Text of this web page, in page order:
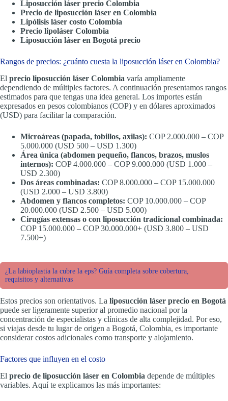
Liposucción láser precio Colombia
Precio de liposucción láser en Colombia
Lipólisis láser costo Colombia
Precio lipoláser Colombia
Liposucción láser en Bogotá precio
Rangos de precios: ¿cuánto cuesta la liposucción láser en Colombia?
El precio liposucción láser Colombia varía ampliamente
dependiendo de múltiples factores. A continuación presentamos rangos
estimados para que tengas una idea general. Los importes están
expresados en pesos colombianos (COP) y en dólares aproximados
(USD) para facilitar la comparación.
Microáreas (papada, tobillos, axilas): COP 2.000.000 – COP
5.000.000 (USD 500 – USD 1.300)
Área única (abdomen pequeño, flancos, brazos, muslos
internos): COP 4.000.000 – COP 9.000.000 (USD 1.000 –
USD 2.300)
Dos áreas combinadas: COP 8.000.000 – COP 15.000.000
(USD 2.000 – USD 3.800)
Abdomen y flancos completos: COP 10.000.000 – COP
20.000.000 (USD 2.500 – USD 5.000)
Cirugías extensas o con liposucción tradicional combinada:
COP 15.000.000 – COP 30.000.000+ (USD 3.800 – USD
7.500+)
¿La labioplastia la cubre la eps? Guía completa sobre cobertura,
requisitos y alternativas
Estos precios son orientativos. La liposucción láser precio en Bogotá
puede ser ligeramente superior al promedio nacional por la
concentración de especialistas y clínicas de alta complejidad. Por eso,
si viajas desde tu lugar de origen a Bogotá, Colombia, es importante
considerar costos adicionales como transporte y alojamiento.
Factores que influyen en el costo
El precio de liposucción láser en Colombia depende de múltiples
variables. Aquí te explicamos las más importantes: